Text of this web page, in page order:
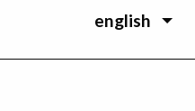
english